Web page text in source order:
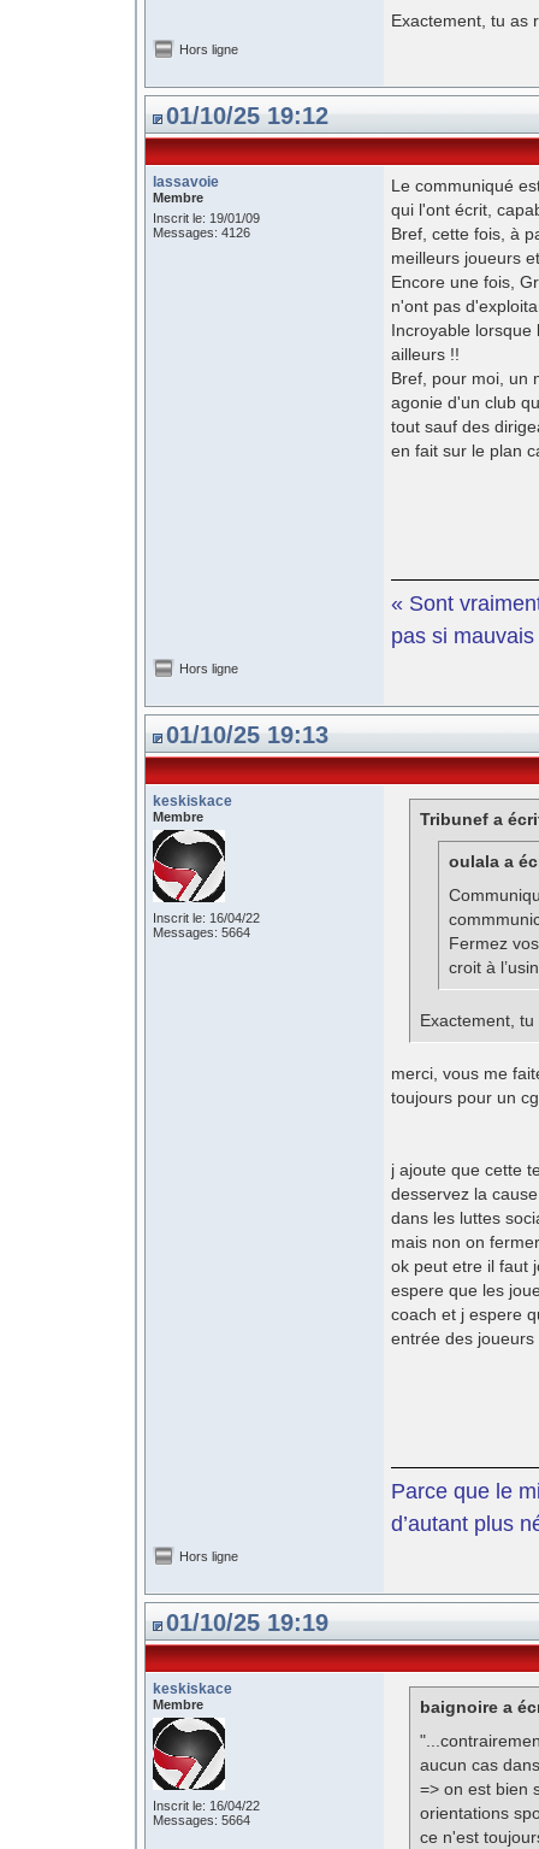
Exactement, tu as
Hors ligne
01/10/25 19:12
lassavoie
Membre
Inscrit le: 19/01/09
Messages: 4126
Le communiqué
qui l'ont écrit,
Bref, cette fois, à
meilleurs joueurs
Encore une fois,
n'ont pas
Incroyable lorsque
ailleurs !!
Bref, pour moi, un
agonie d'un club
tout sauf des
en fait sur le plan
« Sont
pas si
Hors ligne
01/10/25 19:13
keskiskace
Membre
Inscrit le: 16/04/22
Messages: 5664
Tribunef a
oulala a
Fermez
croit à
Exactement,
merci, vous me
toujours pour un
j ajoute que cette
desservez la
dans les luttes
mais non on
ok peut etre il faut
espere que les
coach et j espere
entrée des joueurs
Parce que le
d’autant plus
Hors ligne
01/10/25 19:19
keskiskace
Membre
Inscrit le: 16/04/22
Messages: 5664
baignoire a
aucun cas
=> on est bien
orientations
ce n'est